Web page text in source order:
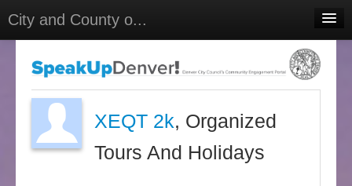
City and County o...
Meetings
Select Language
▼
Sign In
XEQT 2k, Organized
Tours And Holidays